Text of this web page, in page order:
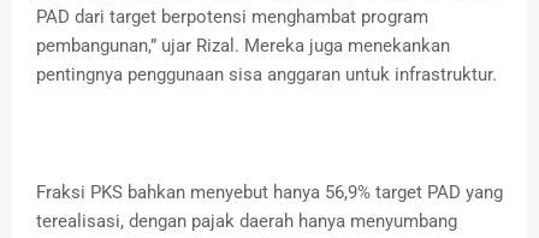
PAD dari target berpotensi menghambat program
pembangunan,” ujar Rizal. Mereka juga menekankan
pentingnya penggunaan sisa anggaran untuk infrastruktur.
Fraksi PKS bahkan menyebut hanya 56,9% target PAD yang
terealisasi, dengan pajak daerah hanya menyumbang